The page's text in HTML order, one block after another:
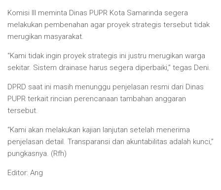
Komisi III meminta Dinas PUPR Kota Samarinda segera
melakukan pembenahan agar proyek strategis tersebut tidak
merugikan masyarakat.
“Kami tidak ingin proyek strategis ini justru merugikan warga
sekitar. Sistem drainase harus segera diperbaiki,” tegas Deni.
DPRD saat ini masih menunggu penjelasan resmi dari Dinas
PUPR terkait rincian perencanaan tambahan anggaran
tersebut.
“Kami akan melakukan kajian lanjutan setelah menerima
penjelasan detail. Transparansi dan akuntabilitas adalah kunci,”
pungkasnya. (Rfh)
Editor: Ang